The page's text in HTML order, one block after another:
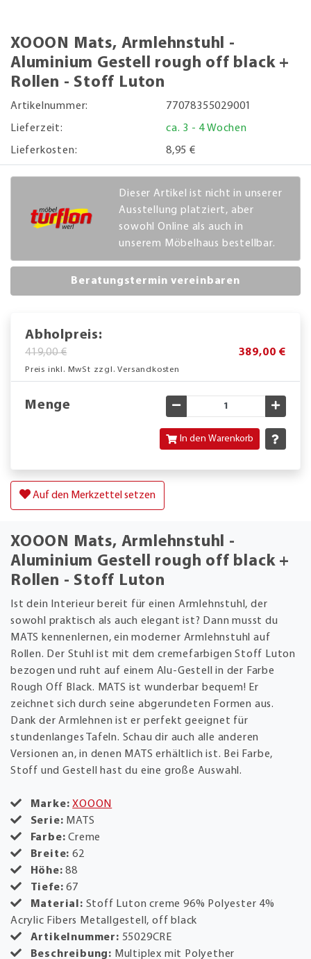
XOOON Mats, Armlehnstuhl -
Aluminium Gestell rough off black +
Rollen - Stoff Luton
Artikelnummer:
77078355029001
Lieferzeit:
ca. 3 - 4 Wochen
Lieferkosten:
8,95 €
Dieser Artikel ist nicht in unserer
Ausstellung platziert, aber
sowohl Online als auch in
unserem Möbelhaus bestellbar.
Beratungstermin vereinbaren
Abholpreis:
419,00 € 389,00 €
Preis inkl. MwSt zzgl. Versandkosten
Menge Gewünschte Menge
In den Warenkorb
Auf den Merkzettel setzen
XOOON Mats, Armlehnstuhl -
Aluminium Gestell rough off black +
Rollen - Stoff Luton
Ist dein Interieur bereit für einen Armlehnstuhl, der
sowohl praktisch als auch elegant ist? Dann musst du
MATS kennenlernen, ein moderner Armlehnstuhl auf
Rollen. Der Stuhl ist mit dem cremefarbigen Stoff Luton
bezogen und ruht auf einem Alu-Gestell in der Farbe
Rough Off Black. MATS ist wunderbar bequem! Er
zeichnet sich durch seine abgerundeten Formen aus.
Dank der Armlehnen ist er perfekt geeignet für
stundenlanges Tafeln. Schau dir auch alle anderen
Versionen an, in denen MATS erhältlich ist. Bei Farbe,
Stoff und Gestell hast du eine große Auswahl.
Marke: XOOON
Serie: MATS
Farbe: Creme
Breite:62
Höhe:88
Tiefe:67
Material: Stoff Luton creme 96% Polyester 4%
Acrylic Fibers Metallgestell, off black
Artikelnummer: 55029CRE
Beschreibung: Multiplex mit Polyether